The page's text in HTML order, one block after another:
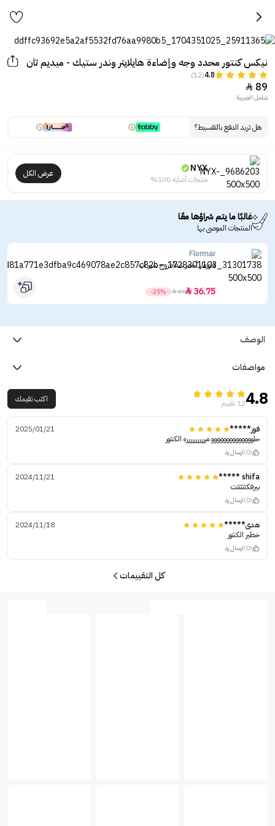
نيكس كنتور محدد وجه وإضاءة هايلايتر وندر ستيك - ميديم تان
4.8
(12)
89

شامل الضريبة
هل تريد الدفع بالتقسيط؟
NYX
منتجات أصلية 100%
عرض الكل
غالبًا ما يتم شراؤها معًا
المنتجات الموصى بها
Flormar
فلورمار أحمر شفاه روج شير أب
36.75

49

-25%
الوصف
مواصفات
4.812 تقييم اكتب تقيمك
فوز*****
2025/01/21
حلوووووووووووووو مررررررررررره الكنتور
(0) ارسال رد
shifa *****
2024/11/21
بيرفكتتتتتت
(0) ارسال رد
هدى*****
2024/11/18
خطير الكنتور
(0) ارسال رد
كل التقييمات